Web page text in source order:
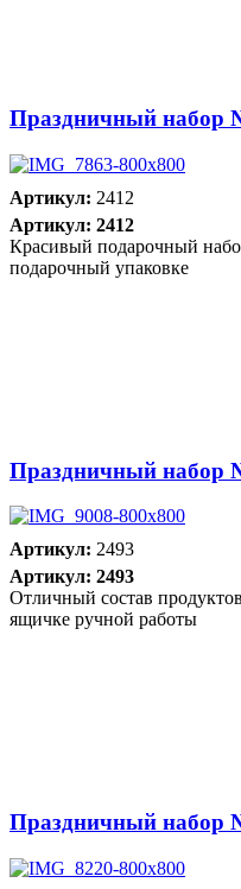
Праздничный набор
Артикул: 2412
Артикул: 2412
Красивый подарочный
подарочный упаковке
Праздничный набор
Артикул: 2493
Артикул: 2493
Отличный состав
ящичке ручной работы
Праздничный набор